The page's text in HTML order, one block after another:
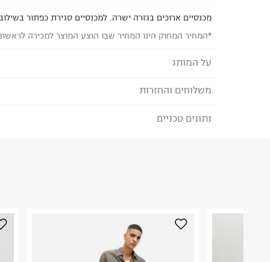
מכנסיים ארוכים בגזרה ישרה. למכנסיים סגירת כפתור
*המחיר המחוק הינו המחיר שבו הוצע המוצר למכירה
על המותג
JACK AND JONES
משלוחים והחזרות
לבחירת בשיטת המשלוח המתאימה לכם,
לפני החזרת החבילה, חשוב להדביק את מדבקת
במקום בו הודבקה הכתובת שלכם.
נתונים טכניים